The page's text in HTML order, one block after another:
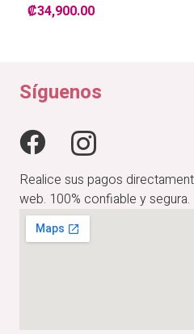
₡32,900.00
Síguenos
Realice sus pagos
web. 100% confiable y segura.